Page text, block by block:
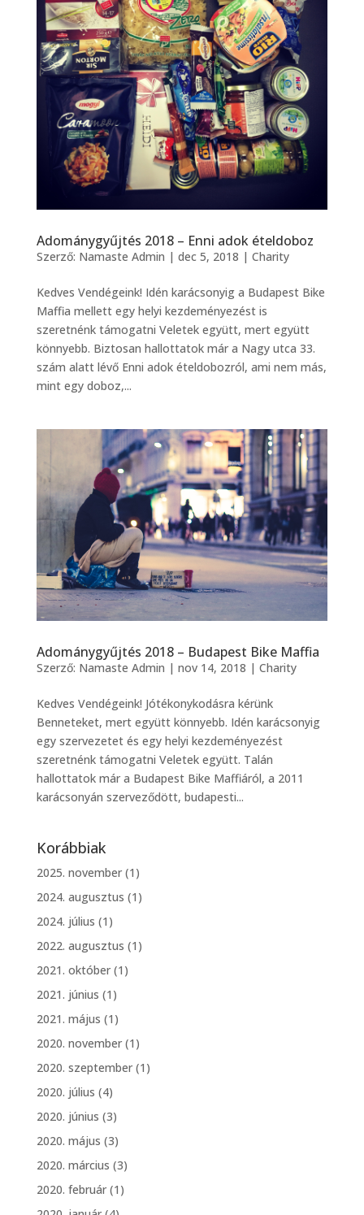
Adománygyűjtés 2018 – Enni adok ételdoboz
Szerző: Namaste Admin | dec 5, 2018 | Charity
Kedves Vendégeink! Idén karácsonyig a Budapest Bike
Maffia mellett egy helyi kezdeményezést is
szeretnénk támogatni Veletek együtt, mert együtt
könnyebb. Biztosan hallottatok már a Nagy utca 33.
szám alatt lévő Enni adok ételdobozról, ami nem más,
mint egy doboz,...
Adománygyűjtés 2018 – Budapest Bike Maffia
Szerző: Namaste Admin | nov 14, 2018 | Charity
Kedves Vendégeink! Jótékonykodásra kérünk
Benneteket, mert együtt könnyebb. Idén karácsonyig
egy szervezetet és egy helyi kezdeményezést
szeretnénk támogatni Veletek együtt. Talán
hallottatok már a Budapest Bike Maffiáról, a 2011
karácsonyán szerveződött, budapesti...
Korábbiak
2025. november(1)
2024. augusztus (1)
2024. július (1)
2022. augusztus (1)
2021. október(1)
2021. június (1)
2021. május (1)
2020. november(1)
2020. szeptember(1)
2020. július (4)
2020. június (3)
2020. május (3)
2020. március (3)
2020. február(1)